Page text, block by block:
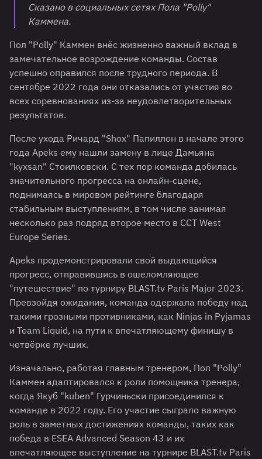
Сказано в социальных сетях Пола "Polly"
Каммена.
Пол "Polly" Каммен внёс жизненно важный вклад в
замечательное возрождение команды. Состав
успешно оправился после трудного периода. В
сентябре 2022 года они отказались от участия во
всех соревнованиях из-за неудовлетворительных
результатов.
После ухода Ричард "Shox" Папиллон в начале этого
года Apeks ему нашли замену в лице Дамьяна
"kyxsan" Стоилковски. С тех пор команда добилась
значительного прогресса на онлайн-сцене,
поднимаясь в мировом рейтинге благодаря
стабильным выступлениям, в том числе занимая
несколько раз подряд второе место в CCT West
Europe Series.
Apeks продемонстрировали свой выдающийся
прогресс, отправившись в ошеломляющее
"путешествие" по турниру BLAST.tv Paris Major 2023.
Превзойдя ожидания, команда одержала победу над
такими грозными противниками, как Ninjas in Pyjamas
и Team Liquid, на пути к впечатляющему финишу в
четвёрке лучших.
Изначально, работая главным тренером, Пол "Polly"
Каммен адаптировался к роли помощника тренера,
когда Якуб "kuben" Гурчиньски присоединился к
команде в 2022 году. Его участие сыграло важную
роль в заметных достижениях команды, таких как
победа в ESEA Advanced Season 43 и их
впечатляющее выступление на турнире BLAST.tv Paris